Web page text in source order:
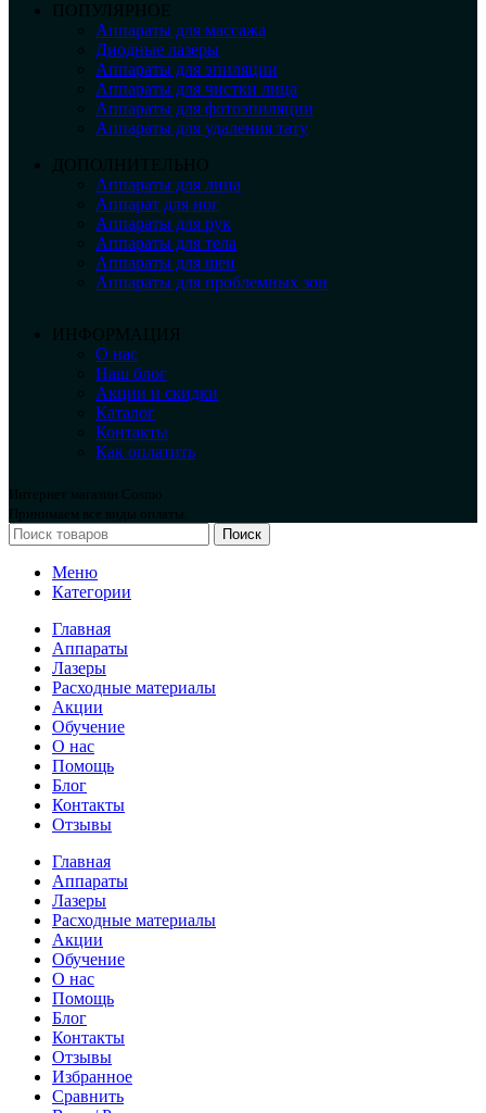
ПОПУЛЯРНОЕ
Аппараты для массажа
Диодные лазеры
Аппараты для эпиляции
Аппараты для чистки лица
Аппараты для фотоэпиляции
Аппараты для удаления тату
ДОПОЛНИТЕЛЬНО
Аппараты для лица
Аппарат для ног
Аппараты для рук
Аппараты для тела
Аппараты для шеи
Аппараты для проблемных зон
ИНФОРМАЦИЯ
О нас
Наш блог
Акции и скидки
Каталог
Контакты
Как оплатить
Интернет магазин Cosmo
Принимаем все виды оплаты.
Поиск
Меню
Категории
Главная
Аппараты
Лазеры
Расходные материалы
Акции
Обучение
О нас
Помощь
Блог
Контакты
Отзывы
Главная
Аппараты
Лазеры
Расходные материалы
Акции
Обучение
О нас
Помощь
Блог
Контакты
Отзывы
Избранное
Сравнить